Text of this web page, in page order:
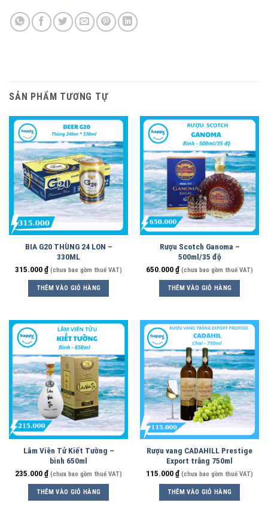
SẢN PHẨM TƯƠNG TỰ
BIA G20 THÙNG 24 LON –
330ML
315.000₫ (chưa bao gồm thuế VAT)
THÊM VÀO GIỎ HÀNG
Rượu Scotch Ganoma –
500ml/35 độ
650.000₫ (chưa bao gồm thuế VAT)
THÊM VÀO GIỎ HÀNG
Lâm Viên Tử Kiết Tường –
bình 650ml
235.000₫ (chưa bao gồm thuế VAT)
THÊM VÀO GIỎ HÀNG
Rượu vang CADAHILL Prestige
Export trắng 750ml
115.000₫ (chưa bao gồm thuế VAT)
THÊM VÀO GIỎ HÀNG